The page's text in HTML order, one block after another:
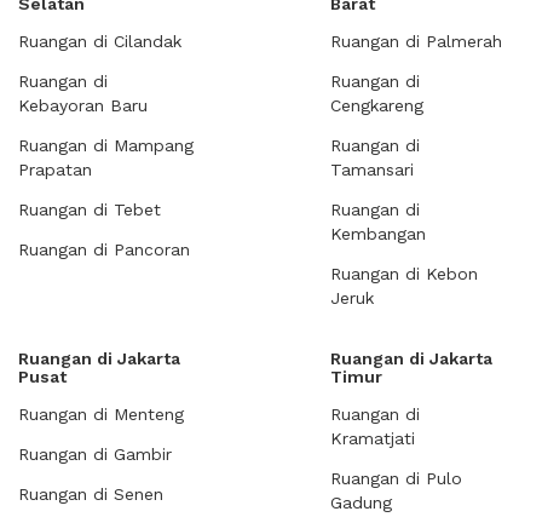
Ruangan di Cilandak
Ruangan di
Kebayoran Baru
Ruangan di Mampang
Prapatan
Ruangan di Tebet
Ruangan di Pancoran
Ruangan di Palmerah
Ruangan di
Cengkareng
Ruangan di
Tamansari
Ruangan di
Kembangan
Ruangan di Kebon
Jeruk
Ruangan di Jakarta
Pusat
Ruangan di Menteng
Ruangan di Gambir
Ruangan di Senen
Ruangan di Jakarta
Timur
Ruangan di
Kramatjati
Ruangan di Pulo
Gadung